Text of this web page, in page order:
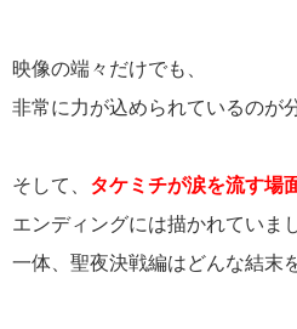
映像の端々だけでも、
非常に力が込められているのが
そして、 タケミチが涙を流す場
エンディングには描かれていま
一体、聖夜決戦編はどんな結末